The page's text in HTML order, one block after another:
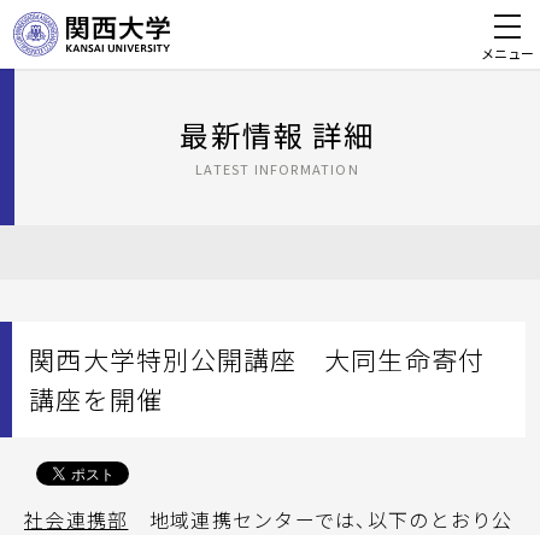
メニュー
最新情報 詳細
LATEST INFORMATION
関西大学特別公開講座 大同生命寄付
講座を開催
社会連携部
地域連携センターでは、以下のとおり公